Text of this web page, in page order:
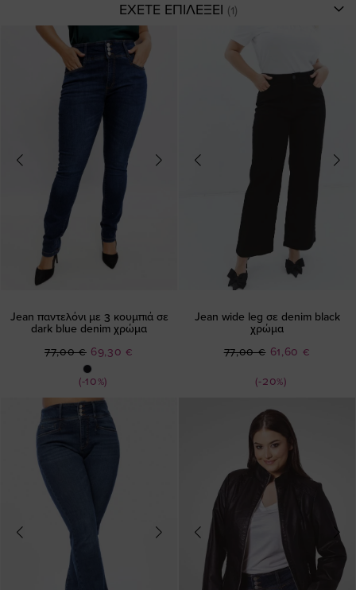
ΕΧΕΤΕ ΕΠΙΛΕΞΕΙ
Jean παντελόνι με 3 κουμπιά σε
dark blue denim χρώμα
(-10%)
Ειδική
Τιμή
69,30 €
77,00 €
Jean wide leg σε denim black
χρώμα
(-20%)
Ειδική
61,60 €
77,00 €